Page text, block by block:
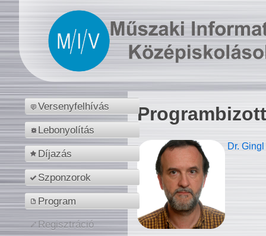
Versenyfelhívás
Lebonyolítás
Díjazás
Szponzorok
Program
Regisztráció
Dr.